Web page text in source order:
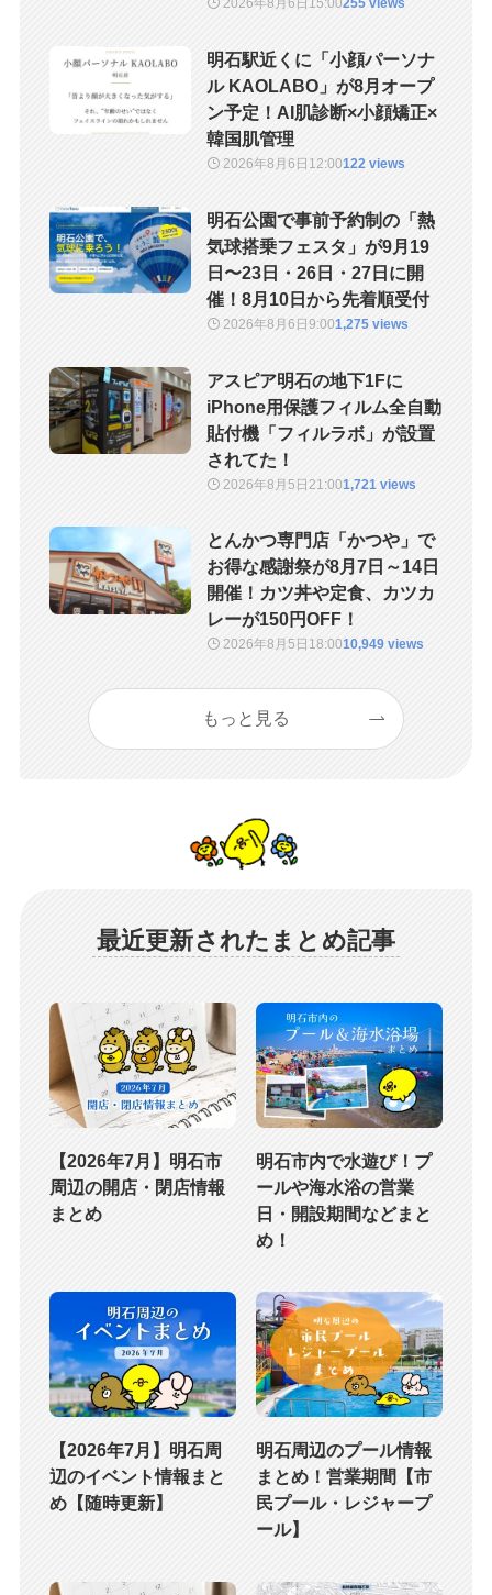
2026年8月6日 15:00255 views
明石駅近くに「小顔パーソナ
ル KAOLABO」が8月オープ
ン予定！AI肌診断×小顔矯正×
韓国肌管理
2026年8月6日 12:00122 views
明石公園で事前予約制の「熱
気球搭乗フェスタ」が9月19
日〜23日・26日・27日に開
催！8月10日から先着順受付
2026年8月6日9:001,275 views
アスピア明石の地下1Fに
iPhone用保護フィルム全自動
貼付機「フィルラボ」が設置
されてた！
2026年8月5日 21:001,721 views
とんかつ専門店「かつや」で
お得な感謝祭が8月7日～14日
開催！カツ丼や定食、カツカ
レーが150円OFF！
2026年8月5日 18:0010,949 views
もっと見る
最近更新されたまとめ記事
【2026年7月】明石市
周辺の開店・閉店情報
まとめ
明石市内で水遊び！プ
ールや海水浴の営業
日・開設期間などまと
め！
【2026年7月】明石周
辺のイベント情報まと
め【随時更新】
明石周辺のプール情報
まとめ！営業期間【市
民プール・レジャープ
ール】